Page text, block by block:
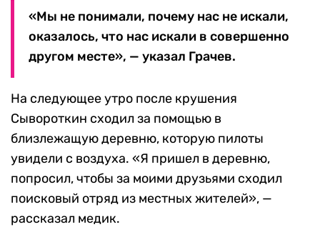
«Мы не понимали, почему нас не искали,
оказалось, что нас искали в совершенно
другом месте», — указал Грачев.
На следующее утро после крушения
Сывороткин сходил за помощью в
близлежащую деревню, которую пилоты
увидели с воздуха. «Я пришел в деревню,
попросил, чтобы за моими друзьями сходил
поисковый отряд из местных жителей», —
рассказал медик.